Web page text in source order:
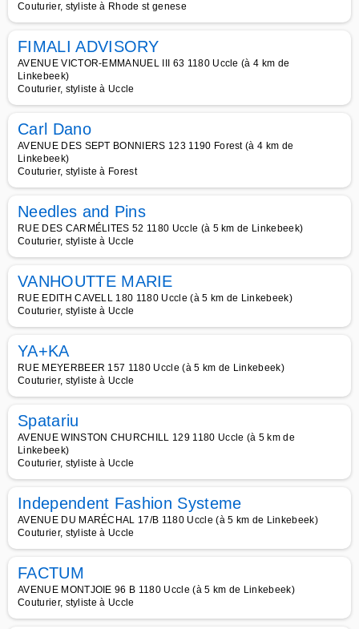
Couturier, styliste à Rhode st genese
FIMALI ADVISORY
AVENUE VICTOR-EMMANUEL III 63 1180 Uccle (à 4 km de
Linkebeek)
Couturier, styliste à Uccle
Carl Dano
AVENUE DES SEPT BONNIERS 123 1190 Forest (à 4 km de
Linkebeek)
Couturier, styliste à Forest
Needles and Pins
RUE DES CARMÉLITES 52 1180 Uccle (à 5 km de Linkebeek)
Couturier, styliste à Uccle
VANHOUTTE MARIE
RUE EDITH CAVELL 180 1180 Uccle (à 5 km de Linkebeek)
Couturier, styliste à Uccle
YA+KA
RUE MEYERBEER 157 1180 Uccle (à 5 km de Linkebeek)
Couturier, styliste à Uccle
Spatariu
AVENUE WINSTON CHURCHILL 129 1180 Uccle (à 5 km de
Linkebeek)
Couturier, styliste à Uccle
Independent Fashion Systeme
AVENUE DU MARÉCHAL 17/B 1180 Uccle (à 5 km de Linkebeek)
Couturier, styliste à Uccle
FACTUM
AVENUE MONTJOIE 96 B 1180 Uccle (à 5 km de Linkebeek)
Couturier, styliste à Uccle